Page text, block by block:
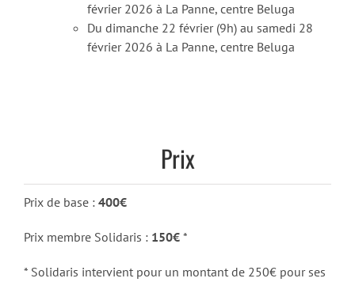
février 2026 à La Panne, centre Beluga
Du dimanche 22 février (9h) au samedi 28
février 2026 à La Panne, centre Beluga
Prix
Prix de base : 400€
Prix membre Solidaris : 150€*
* Solidaris intervient pour un montant de 250€ pour ses